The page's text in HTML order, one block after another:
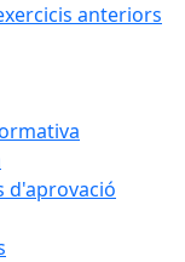
anteriors
d'aprovació